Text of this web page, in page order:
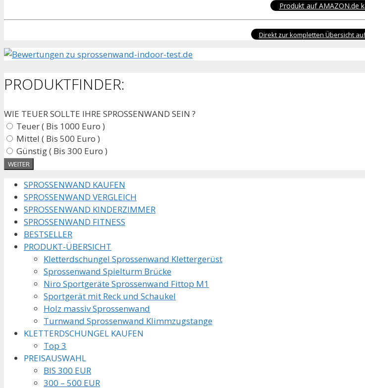
Produkt auf AMAZON.de
Direkt zur kompletten Übersicht
PRODUKTFINDER:
WIE TEUER SOLLTE IHRE SPROSSENWAND SEIN ?
Teuer ( Bis 1000 Euro )
Mittel ( Bis 500 Euro )
Günstig ( Bis 300 Euro )
SPROSSENWAND KAUFEN
SPROSSENWAND VERGLEICH
SPROSSENWAND KINDERZIMMER
SPROSSENWAND FITNESS
BESTSELLER
PRODUKT-ÜBERSICHT
Kletterdschungel Sprossenwand Klettergerüst
Sprossenwand Spielturm Brücke
Niro Sportgeräte Sprossenwand Fittop M1
Sportgerät mit Reck und Schaukel
Holz massiv Sprossenwand
Turnwand Sprossenwand Klimmzugstange
KLETTERDSCHUNGEL KAUFEN
Top 3
PREISAUSWAHL
BIS 300 EUR
300 – 500 EUR